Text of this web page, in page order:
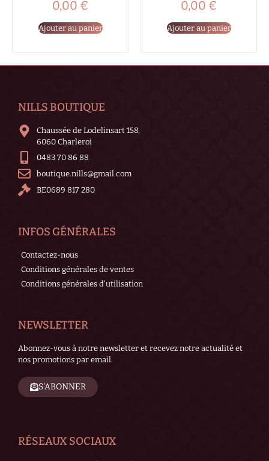
0,00 €
Ajouter au panier
0,00 €
Ajouter au panier
NILLS BOUTIQUE
Chaussée de Lodelinsart 158,
6060 Charleroi
0483 70 86 88
boutique.nills@gmail.com
BE0689 817 280
INFOS GÉNÉRALES
Contactez-nous
Conditions générales de ventes
Conditions générales d'utilisation
NEWSLETTER
Abonnez-vous à notre newsletter et recevez notre actualité et
nos promotions par email.
S'ABONNER
RÉSEAUX SOCIAUX